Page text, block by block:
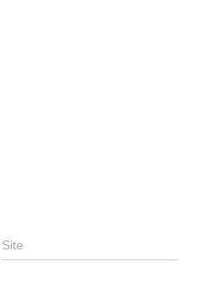
Site